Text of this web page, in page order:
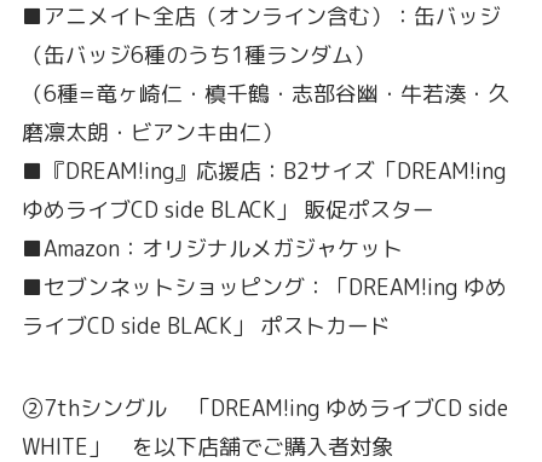
■アニメイト全店（オンライン含む）：缶バッジ
（缶バッジ6種のうち1種ランダム）
（6種=竜ヶ崎仁・槙千鶴・志部谷幽・牛若湊・久
磨凛太朗・ビアンキ由仁）
■『DREAM!ing』応援店：B2サイズ「DREAM!ing
ゆめライブCD side BLACK」 販促ポスター
■Amazon：オリジナルメガジャケット
■セブンネットショッピング：「DREAM!ing ゆめ
ライブCD side BLACK」 ポストカード
②7thシングル 「DREAM!ing ゆめライブCD side
WHITE」 を以下店舗でご購入者対象